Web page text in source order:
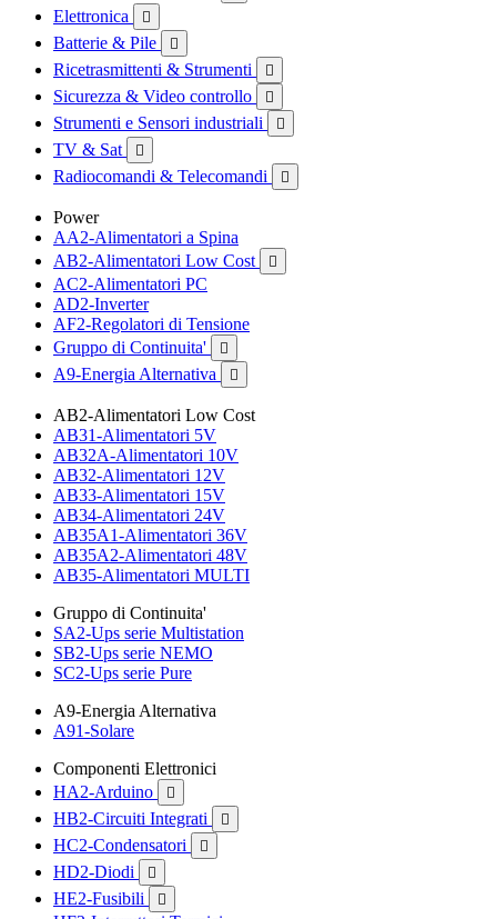
Elettronica 
Batterie & Pile 
Ricetrasmittenti & Strumenti 
Sicurezza & Video controllo 
Strumenti e Sensori industriali 
TV & Sat 
Radiocomandi & Telecomandi 
Power
AA2-Alimentatori a Spina
AB2-Alimentatori Low Cost

AC2-Alimentatori PC
AD2-Inverter
AF2-Regolatori di Tensione
Gruppo di Continuita'

A9-Energia Alternativa 
AB2-Alimentatori Low Cost
AB31-Alimentatori 5V
AB32A-Alimentatori 10V
AB32-Alimentatori 12V
AB33-Alimentatori 15V
AB34-Alimentatori 24V
AB35A1-Alimentatori 36V
AB35A2-Alimentatori 48V
AB35-Alimentatori MULTI
Gruppo di Continuita'
SA2-Ups serie Multistation
SB2-Ups serie NEMO
SC2-Ups serie Pure
A9-Energia Alternativa
A91-Solare
Componenti Elettronici
HA2-Arduino

HB2-Circuiti Integrati 
HC2-Condensatori 
HD2-Diodi 
HE2-Fusibili 